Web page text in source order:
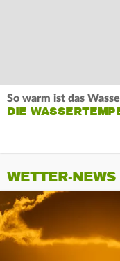
So warm ist das
DIE
WETTER-NEWS